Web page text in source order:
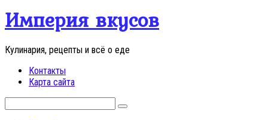
Перейти
контенту
Империя вкусов
Кулинария, рецепты и всё о еде
Контакты
Карта сайта